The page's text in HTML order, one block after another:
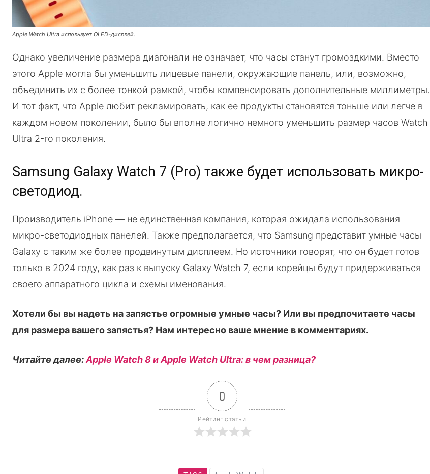
Apple Watch Ultra использует OLED-дисплей.
Однако увеличение размера диагонали не означает, что часы станут громоздкими. Вместо
этого Apple могла бы уменьшить лицевые панели, окружающие панель, или, возможно,
объединить их с более тонкой рамкой, чтобы компенсировать дополнительные миллиметры.
И тот факт, что Apple любит рекламировать, как ее продукты становятся тоньше или легче в
каждом новом поколении, было бы вполне логично немного уменьшить размер часов Watch
Ultra 2-го поколения.
Samsung Galaxy Watch 7 (Pro) также будет использовать микро-
светодиод.
Производитель iPhone — не единственная компания, которая ожидала использования
микро-светодиодных панелей. Также предполагается, что Samsung представит умные часы
Galaxy с таким же более продвинутым дисплеем. Но источники говорят, что он будет готов
только в 2024 году, как раз к выпуску Galaxy Watch 7, если корейцы будут придерживаться
своего аппаратного цикла и схемы именования.
Хотели бы вы надеть на запястье огромные умные часы? Или вы предпочитаете часы
для размера вашего запястья? Нам интересно ваше мнение в комментариях.
Читайте далее:Apple Watch 8 и Apple Watch Ultra: в чем разница?
0
Рейтинг статьи